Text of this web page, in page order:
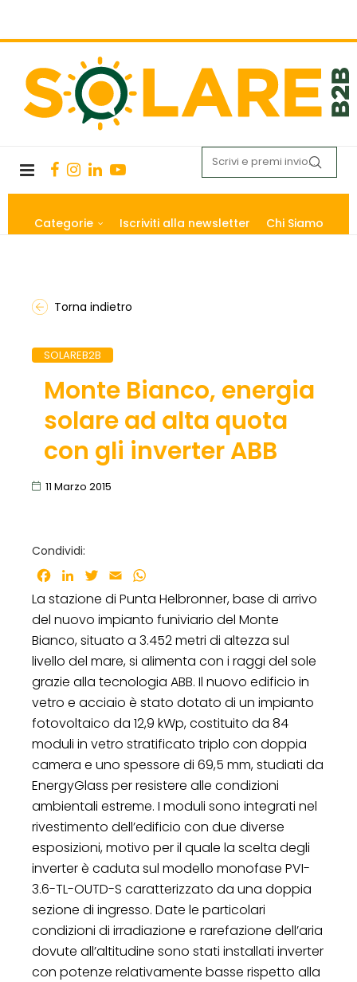
Categorie Iscriviti alla newsletter Chi Siamo
Torna indietro
SOLAREB2B
Monte Bianco, energia
solare ad alta quota
con gli inverter ABB
11 Marzo 2015
Condividi:
Facebook
LinkedInTwitter
Email
La stazione di Punta Helbronner, base di arrivo
del nuovo impianto funiviario del Monte
Bianco, situato a 3.452 metri di altezza sul
livello del mare, si alimenta con i raggi del sole
grazie alla tecnologia ABB. Il nuovo edificio in
vetro e acciaio è stato dotato di un impianto
fotovoltaico da 12,9 kWp, costituito da 84
moduli in vetro stratificato triplo con doppia
camera e uno spessore di 69,5 mm, studiati da
EnergyGlass per resistere alle condizioni
ambientali estreme. I moduli sono integrati nel
rivestimento dell’edificio con due diverse
esposizioni, motivo per il quale la scelta degli
inverter è caduta sul modello monofase PVI-
3.6-TL-OUTD-S caratterizzato da una doppia
sezione di ingresso. Date le particolari
condizioni di irradiazione e rarefazione dell’aria
dovute all’altitudine sono stati installati inverter
con potenze relativamente basse rispetto alla